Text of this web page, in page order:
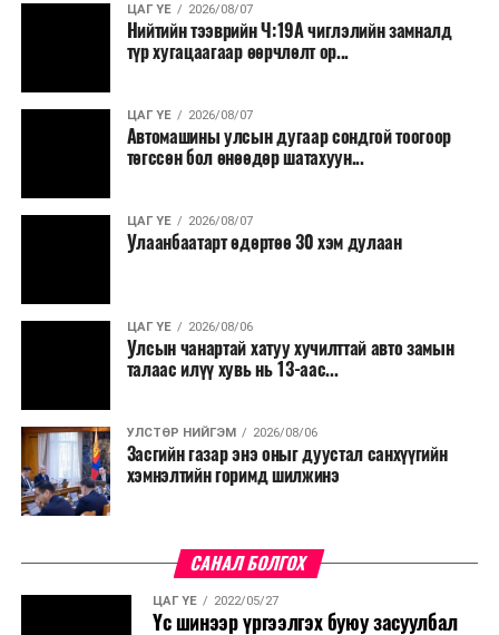
ЦАГ ҮЕ 2026/08/07
Нийтийн тээврийн Ч:19А чиглэлийн замналд
түр хугацаагаар өөрчлөлт ор...
ЦАГ ҮЕ 2026/08/07
Автомашины улсын дугаар сондгой тоогоор
төгссөн бол өнөөдөр шатахуун...
ЦАГ ҮЕ 2026/08/07
Улаанбаатарт өдөртөө 30 хэм дулаан
ЦАГ ҮЕ 2026/08/06
Улсын чанартай хатуу хучилттай авто замын
талаас илүү хувь нь 13-аас...
УЛСТӨР НИЙГЭМ 2026/08/06
Засгийн газар энэ оныг дуустал санхүүгийн
хэмнэлтийн горимд шилжинэ
САНАЛ БОЛГОХ
ЦАГ ҮЕ 2022/05/27
Үс шинээр үргээлгэх буюу засуулбал